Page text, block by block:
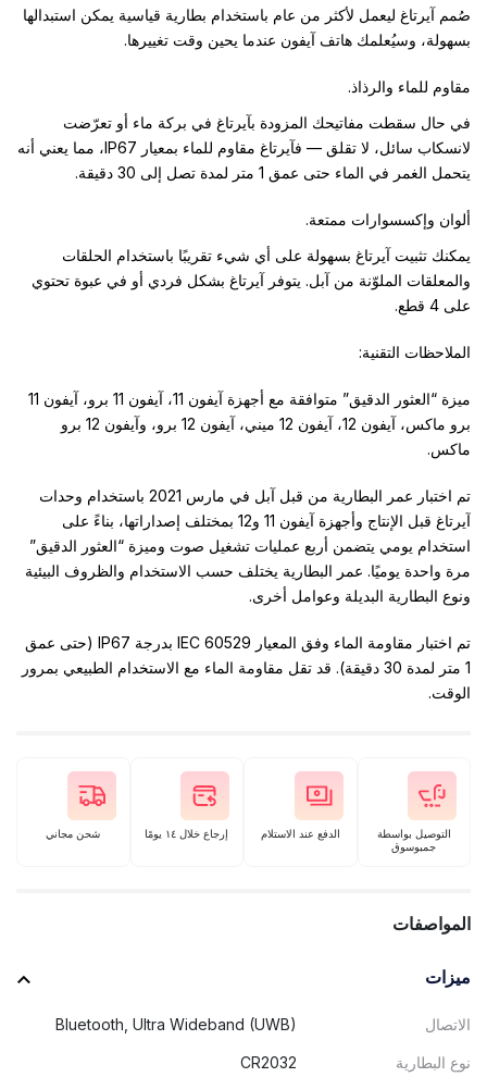
صُمم آيرتاغ ليعمل لأكثر من عام باستخدام بطارية قياسية يمكن استبدالها
بسهولة، وسيُعلمك هاتف آيفون عندما يحين وقت تغييرها.
مقاوم للماء والرذاذ.
في حال سقطت مفاتيحك المزودة بآيرتاغ في بركة ماء أو تعرّضت
لانسكاب سائل، لا تقلق — فآيرتاغ مقاوم للماء بمعيار IP67، مما يعني أنه
يتحمل الغمر في الماء حتى عمق 1 متر لمدة تصل إلى 30 دقيقة.
ألوان وإكسسوارات ممتعة.
يمكنك تثبيت آيرتاغ بسهولة على أي شيء تقريبًا باستخدام الحلقات
والمعلقات الملوّنة من آبل. يتوفر آيرتاغ بشكل فردي أو في عبوة تحتوي
على 4 قطع.
الملاحظات التقنية:
ميزة “العثور الدقيق” متوافقة مع أجهزة آيفون 11، آيفون 11 برو، آيفون 11
برو ماكس، آيفون 12، آيفون 12 ميني، آيفون 12 برو، وآيفون 12 برو
ماكس.
تم اختبار عمر البطارية من قبل آبل في مارس 2021 باستخدام وحدات
آيرتاغ قبل الإنتاج وأجهزة آيفون 11 و12 بمختلف إصداراتها، بناءً على
استخدام يومي يتضمن أربع عمليات تشغيل صوت وميزة “العثور الدقيق”
مرة واحدة يوميًا. عمر البطارية يختلف حسب الاستخدام والظروف البيئية
ونوع البطارية البديلة وعوامل أخرى.
تم اختبار مقاومة الماء وفق المعيار IEC 60529 بدرجة IP67 (حتى عمق
1 متر لمدة 30 دقيقة). قد تقل مقاومة الماء مع الاستخدام الطبيعي بمرور
الوقت.
التوصيل بواسطة
جمبوسوق
الدفع عند الاستلام إرجاع خلال ١٤ يومًا شحن مجاني
المواصفات
ميزات
الاتصال Bluetooth, Ultra Wideband (UWB)
نوع البطارية CR2032